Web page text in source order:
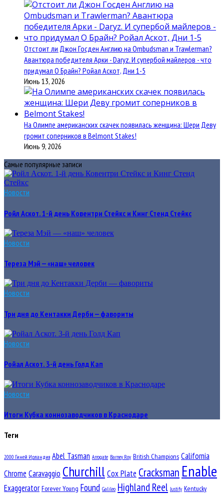
Отстоит ли Джон Госден Англию на Ombudsman и Trawlerman?
Авантюра победителя Арки - Daryz. И супербой майлеров - что
придумал О Брайн? Ройал Аскот, Дни 1-5
Июнь 13, 2026
На Олимпе американских скачек появилась женщина: Шери Деву
громит соперников в Belmont Stakes!
Июнь 9, 2026
Самые популярные записи
Новости
Ройл Аскот. 1-й день Ковентри Стейкс и Кинг Стенд Стейкс
Новости
Тереза Мэй — «наш» человек
Новости
Три дня до Кентакки Дерби — фавориты
Новости
Ройал Аскот. 3-й день Голд Кап
Новости
Итоги Кубка коннозаводчиков в Краснодаре
Теги
2000 Гиней Ирландия Abel Tasman Arrogate Barney Roy British Champions California
Chrome Caravaggio ChurchillCox Plate Cracksman Enable
Exaggerator Forever Young Found Galileo Highland Reel Justify Kentucky